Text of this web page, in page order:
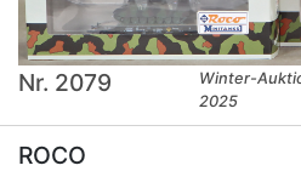
Nr. 2079
Winter-
2025
ROCO